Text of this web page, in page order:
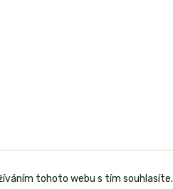
tohoto webu s tím souhlasíte.